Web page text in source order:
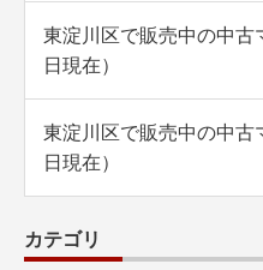
東淀川区で販売中の中古
日現在）
東淀川区で販売中の中
日現在）
カテゴリ